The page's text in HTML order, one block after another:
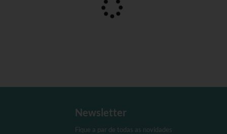
Newsletter
Fique a par de todas as novidades